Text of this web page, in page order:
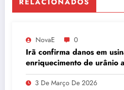
NovaE 0
Irã confirma danos em
enriquecimento de urânio
embaixador evita detalhes
quantidade de urânio
3 De Março De 2026